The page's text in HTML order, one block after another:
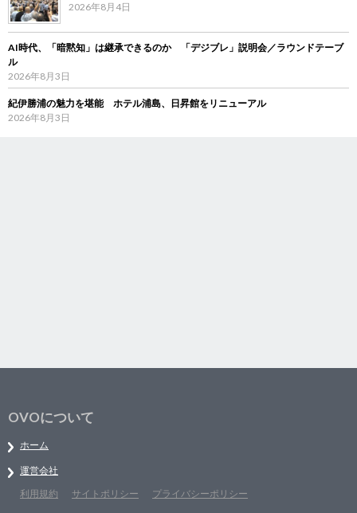
2026年8月4日
AI時代、「暗黙知」は継承できるのか 「デジブレ」説明会／ラウンドテーブ
ル
2026年8月3日
紀伊勝浦の魅力を堪能 ホテル浦島、日昇館をリニューアル
2026年8月3日
OVOについて
ホーム
運営会社
利用規約
サイトポリシー プライバシーポリシー